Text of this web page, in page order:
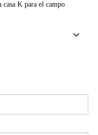
K para el campo